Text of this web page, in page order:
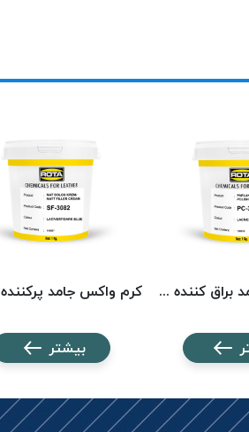
کرم واکس جامد براق کننده سرمه ای روتا 3656 ROTA
بیشتر